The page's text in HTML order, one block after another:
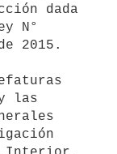
dada
N°
2015.
las